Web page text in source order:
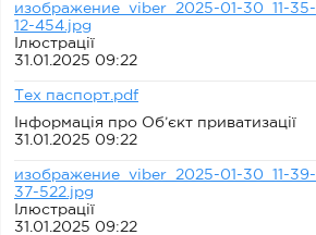
изображение_viber_2025-01-30_11-35-
12-454.jpg
Ілюстрації
31.01.2025 09:22
Тех паспорт.pdf
Інформація про Об’єкт приватизації
31.01.2025 09:22
изображение_viber_2025-01-30_11-39-
37-522.jpg
Ілюстрації
31.01.2025 09:22